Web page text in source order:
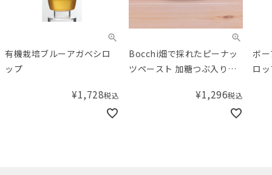
有機栽培ブルーアガベシロ
ップ
¥1,728税込
Bocchi畑で採れたピーナッ
ツペースト 加糖つぶ入り
¥1,296税込
ボ
ロ